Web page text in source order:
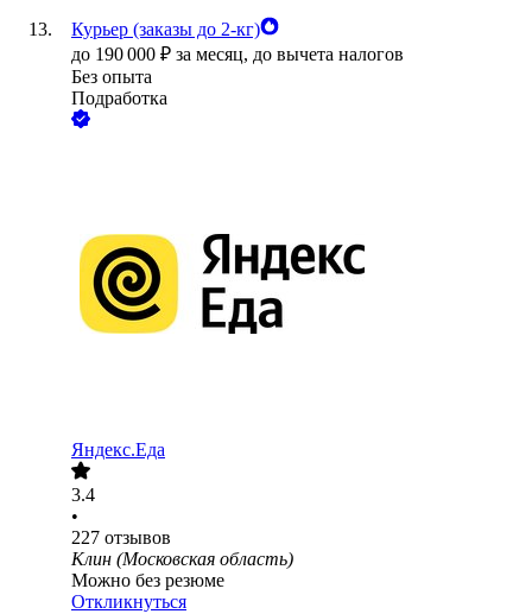
Курьер (заказы до 2-кг)
до 190 000 ₽ за месяц, до вычета налогов
Без опыта
Подработка
Яндекс.Еда
3.4
•
227 отзывов
Клин (Московская область)
Можно без резюме
Откликнуться